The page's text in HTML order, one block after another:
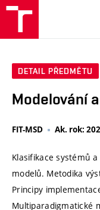
DETAIL PŘEDMĚTU
Modelování
FIT-MSD Ak. rok:
Klasifikace systémů
modelů. Metodika
Principy
Multiparadigmatické